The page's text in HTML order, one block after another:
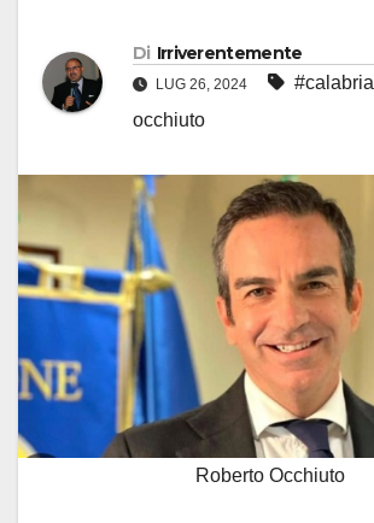
Di Irriverentemente
LUG 26, 2024 #calabria
occhiuto
Roberto Occhiuto